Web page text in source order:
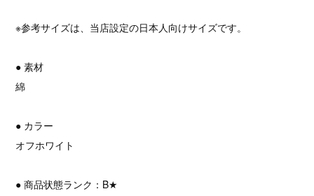
※参考サイズは、当店設定の日本人向けサイズです。
● 素材
綿
● カラー
オフホワイト
● 商品状態ランク：B★